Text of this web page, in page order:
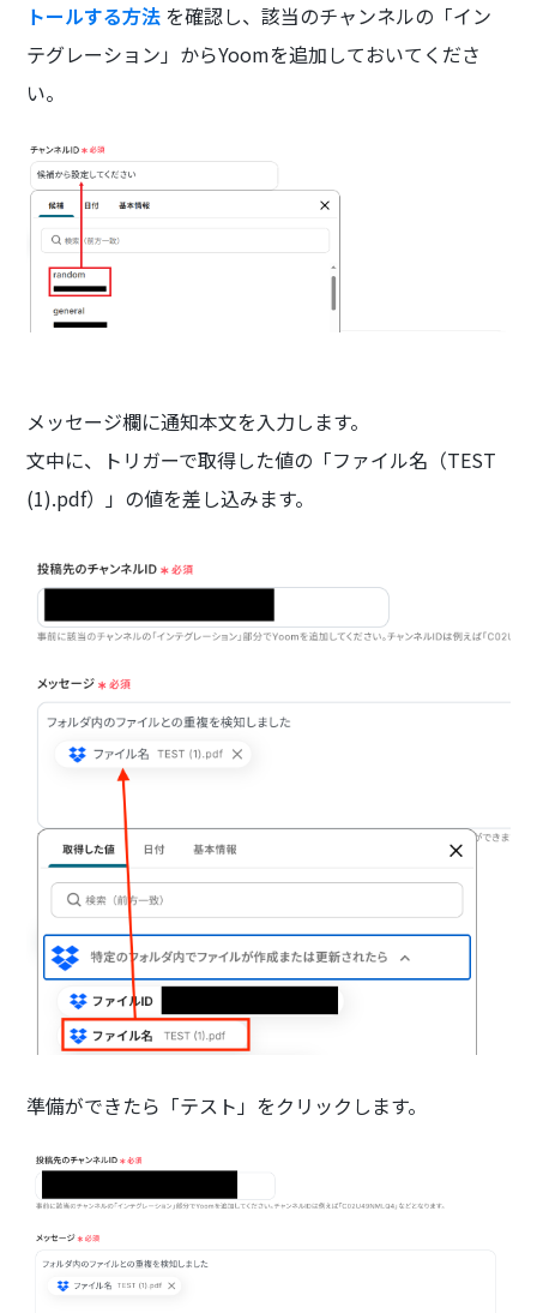
トールする方法 を確認し、該当のチャンネルの「イン
テグレーション」からYoomを追加しておいてくださ
い。
メッセージ欄に通知本文を入力します。
文中に、トリガーで取得した値の「ファイル名（TEST
(1).pdf）」の値を差し込みます。
準備ができたら「テスト」をクリックします。